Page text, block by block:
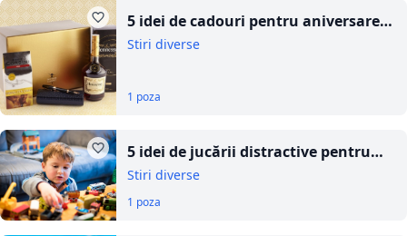
5 idei de cadouri pentru aniversarea
lui
Stiri diverse
1 poza
5 idei de jucării distractive pentru
călătoriile cu copii
Stiri diverse
1 poza